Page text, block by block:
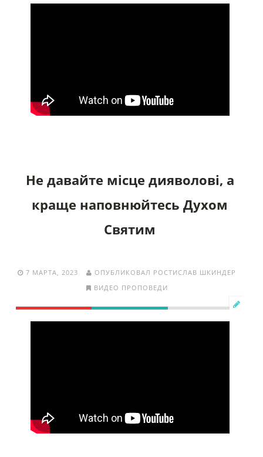
Не давайте місце дияволові, а
краще наповнюйтесь Духом
Святим
7 МАРТА, 2023
ОПУБЛИКОВАЛ РОСТИСЛАВ ШКИНДЕР
ВИДЕО ПРОПОВЕДИ